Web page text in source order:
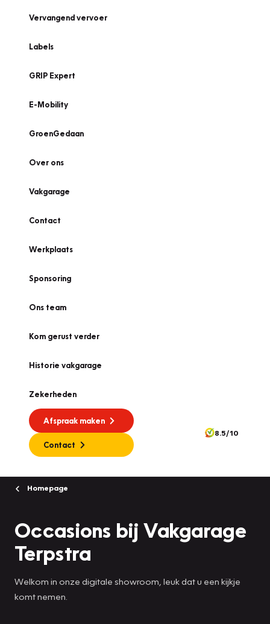
Vervangend vervoer
Labels
GRIP Expert
E-Mobility
GroenGedaan
Over ons
Vakgarage
Contact
Werkplaats
Sponsoring
Ons team
Kom gerust verder
Historie vakgarage
Zekerheden
Afspraak maken
Contact
8.5/10
Homepage
Occasions bij Vakgarage
Terpstra
Welkom in onze digitale showroom, leuk dat u een kijkje
komt nemen.